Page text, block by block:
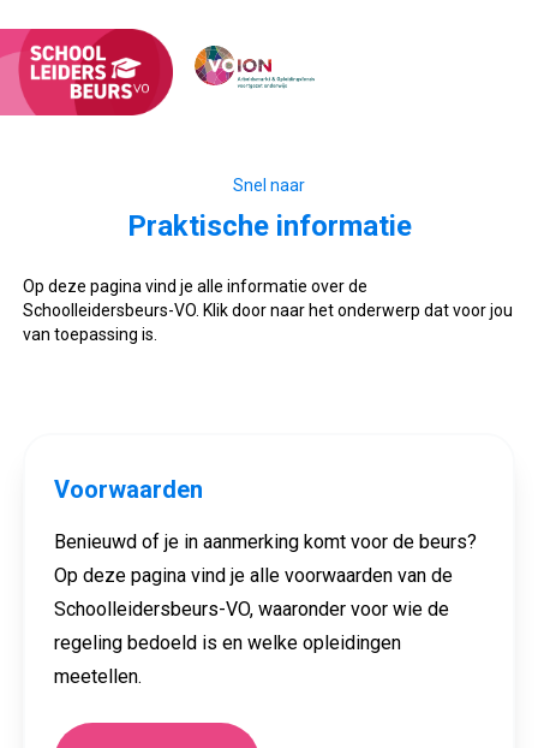
Snel naar
Praktische informatie
Op deze pagina vind je alle informatie over de
Schoolleidersbeurs-VO. Klik door naar het onderwerp dat voor jou
van toepassing is.
Voorwaarden
Benieuwd of je in aanmerking komt voor de beurs?
Op deze pagina vind je alle voorwaarden van de
Schoolleidersbeurs-VO, waaronder voor wie de
regeling bedoeld is en welke opleidingen
meetellen.